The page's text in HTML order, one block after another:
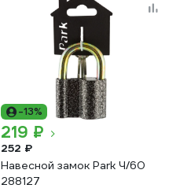
-13%
219 ₽
252 ₽
Навесной замок Park Ч/60
288127